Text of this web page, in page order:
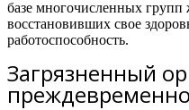
базе многочисленных
восстановивших свое
работоспособность.
Загрязненный